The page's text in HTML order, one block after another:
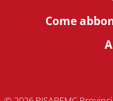
Come